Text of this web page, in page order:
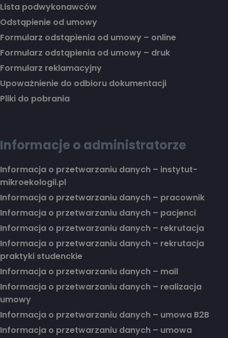
Lista podwykonawców
Odstąpienie od umowy
Formularz odstąpienia od umowy – online
Formularz odstąpienia od umowy – druk
Formularz reklamacyjny
Upoważnienie do odbioru dokumentacji
Pliki do pobrania
Informacje o administratorze
Informacja o przetwarzaniu danych – instytut-
mikroekologii.pl
Informacja o przetwarzaniu danych – pracownik
Informacja o przetwarzaniu danych – pacjenci
Informacja o przetwarzaniu danych – rekrutacja
Informacja o przetwarzaniu danych – rekrutacja
praktyki studenckie
Informacja o przetwarzaniu danych – mail
Informacja o przetwarzaniu danych – realizacja
umowy
Informacja o przetwarzaniu danych – umowa B2B
Informacja o przetwarzaniu danych – umowa